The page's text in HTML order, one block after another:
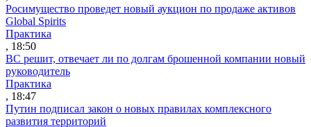
Росимущество проведет новый аукцион по продаже активов
Global Spirits
Практика
, 18:50
ВС решит, отвечает ли по долгам брошенной компании новый
руководитель
Практика
, 18:47
Путин подписал закон о новых правилах комплексного
развития территорий